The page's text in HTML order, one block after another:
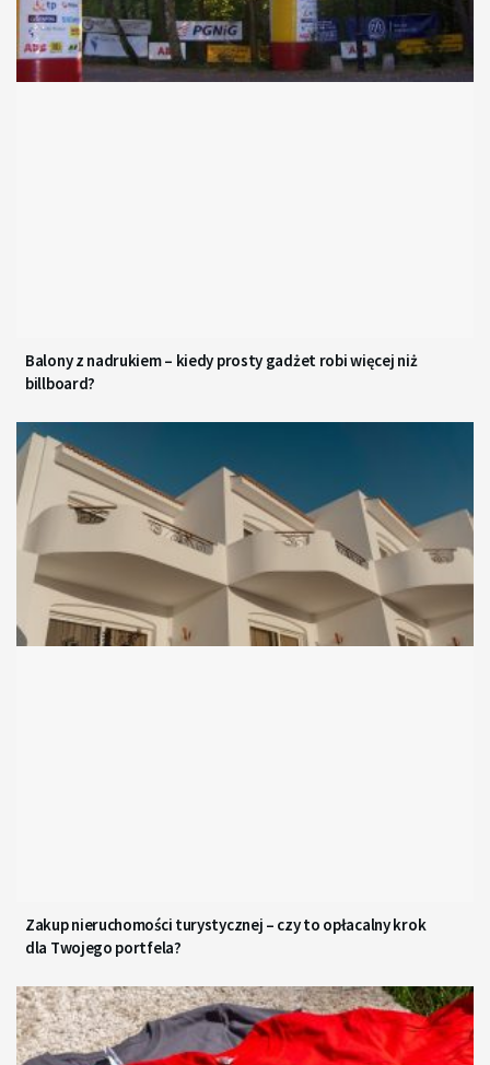
Balony z nadrukiem – kiedy prosty gadżet robi więcej niż
billboard?
Zakup nieruchomości turystycznej – czy to opłacalny krok
dla Twojego portfela?